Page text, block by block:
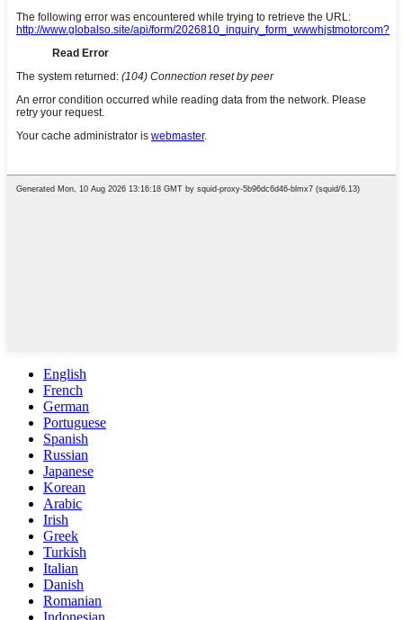
English
French
German
Portuguese
Spanish
Russian
Japanese
Korean
Arabic
Irish
Greek
Turkish
Italian
Danish
Romanian
Indonesian